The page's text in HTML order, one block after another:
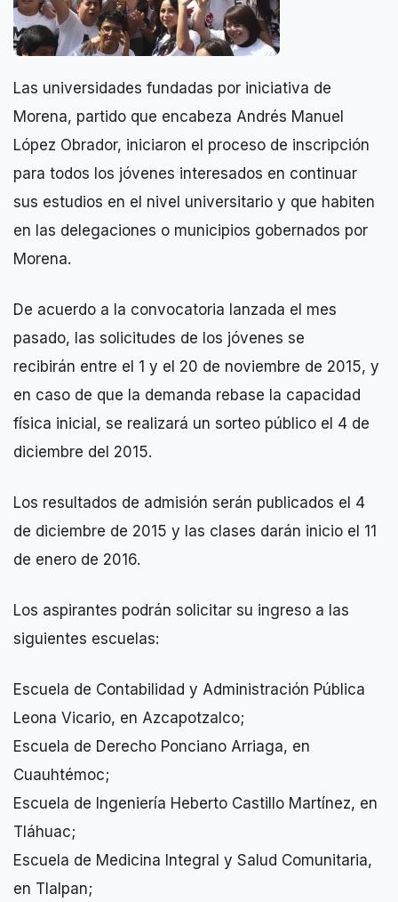
Las universidades fundadas por iniciativa de
Morena, partido que encabeza Andrés Manuel
López Obrador, iniciaron el proceso de inscripción
para todos los jóvenes interesados en continuar
sus estudios en el nivel universitario y que habiten
en las delegaciones o municipios gobernados por
Morena.
De acuerdo a la convocatoria lanzada el mes
pasado, las solicitudes de los jóvenes se
recibirán entre el 1 y el 20 de noviembre de 2015, y
en caso de que la demanda rebase la capacidad
física inicial, se realizará un sorteo público el 4 de
diciembre del 2015.
Los resultados de admisión serán publicados el 4
de diciembre de 2015 y las clases darán inicio el 11
de enero de 2016.
Los aspirantes podrán solicitar su ingreso a las
siguientes escuelas:
Escuela de Contabilidad y Administración Pública
Leona Vicario, en Azcapotzalco;
Escuela de Derecho Ponciano Arriaga, en
Cuauhtémoc;
Escuela de Ingeniería Heberto Castillo Martínez, en
Tláhuac;
Escuela de Medicina Integral y Salud Comunitaria,
en Tlalpan;